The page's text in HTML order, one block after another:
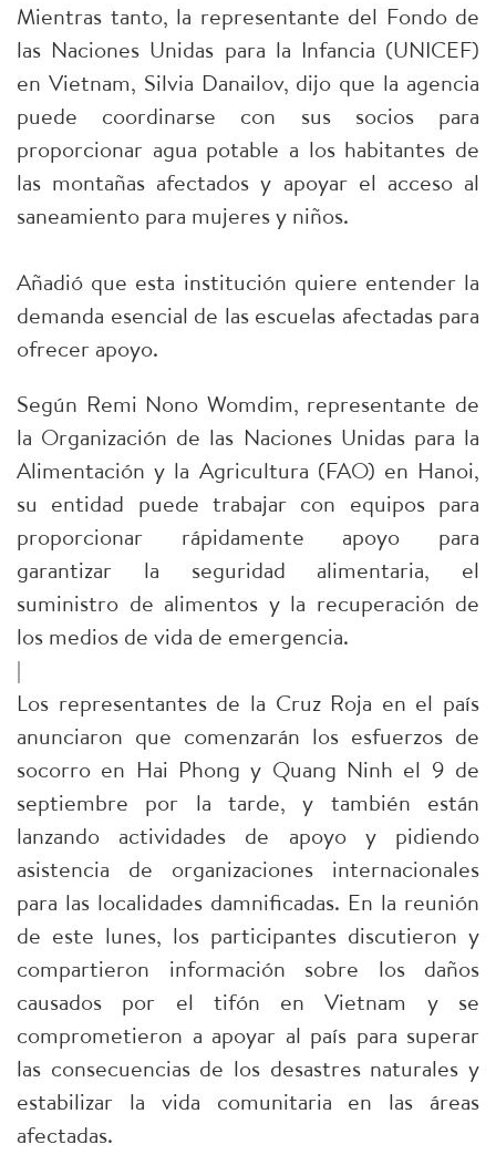
Mientras tanto, la representante del Fondo de
las Naciones Unidas para la Infancia (UNICEF)
en Vietnam, Silvia Danailov, dijo que la agencia
puede coordinarse con sus socios para
proporcionar agua potable a los habitantes de
las montañas afectados y apoyar el acceso al
saneamiento para mujeres y niños.
Añadió que esta institución quiere entender la
demanda esencial de las escuelas afectadas para
ofrecer apoyo.
Según Remi Nono Womdim, representante de
la Organización de las Naciones Unidas para la
Alimentación y la Agricultura (FAO) en Hanoi,
su entidad puede trabajar con equipos para
proporcionar rápidamente apoyo para
garantizar la seguridad alimentaria, el
suministro de alimentos y la recuperación de
los medios de vida de emergencia.
|
Los representantes de la Cruz Roja en el país
anunciaron que comenzarán los esfuerzos de
socorro en Hai Phong y Quang Ninh el 9 de
septiembre por la tarde, y también están
lanzando actividades de apoyo y pidiendo
asistencia de organizaciones internacionales
para las localidades damnificadas. En la reunión
de este lunes, los participantes discutieron y
compartieron información sobre los daños
causados por el tifón en Vietnam y se
comprometieron a apoyar al país para superar
las consecuencias de los desastres naturales y
estabilizar la vida comunitaria en las áreas
afectadas.